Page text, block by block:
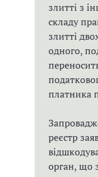
злитті з
складу
злитті
одного,
платника
реєстр
орган, що